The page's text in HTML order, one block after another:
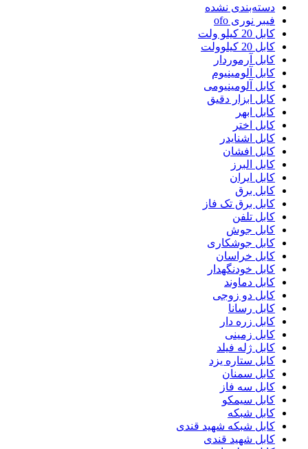
دسته‌بندی نشده
فیبر نوری ofo
کابل 20 کیلو ولت
کابل 20 کیلوولت
کابل آرموردار
کابل آلومینیوم
کابل آلومینیومی
کابل ابزار دقیق
کابل ابهر
کابل اختر
کابل اشنایدر
کابل افشان
کابل البرز
کابل ایران
کابل برق
کابل برق تک فاز
کابل تلفن
کابل جوش
کابل جوشکاری
کابل خراسان
کابل خودنگهدار
کابل دماوند
کابل دو زوجی
کابل رسانا
کابل زره دار
کابل زمینی
کابل ژله فیلد
کابل ستاره یزد
کابل سمنان
کابل سه فاز
کابل سیمکو
کابل شبکه
کابل شبکه شهید قندی
کابل شهید قندی